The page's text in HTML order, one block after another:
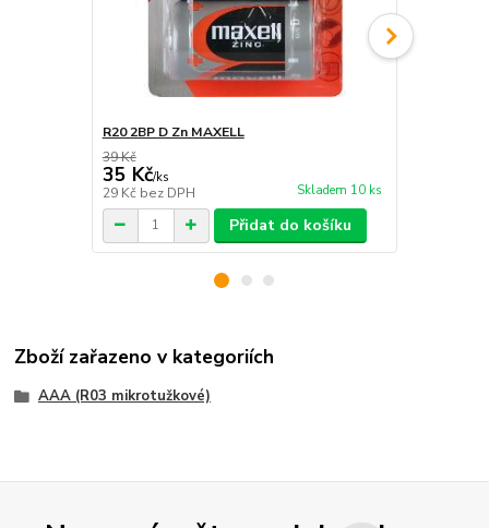
R20 2BP D Zn MAXELL
39 Kč
35 Kč/ks
29 Kč bez DPH Skladem 10 ks
Přidat do košíku
Zboží zařazeno v kategoriích
AAA (R03 mikrotužkové)